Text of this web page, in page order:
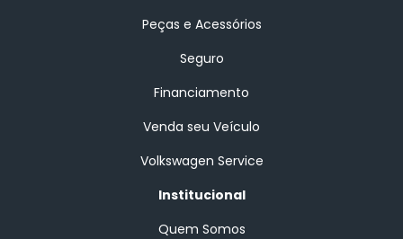
Peças e Acessórios
Seguro
Financiamento
Venda seu Veículo
Volkswagen Service
Institucional
Quem Somos